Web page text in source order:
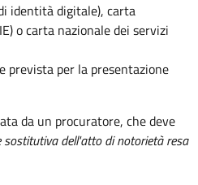
identità digitale), carta
o carta nazionale dei servizi
prevista per la presentazione
da un procuratore, che deve
sostitutiva dell'atto di notorietà resa